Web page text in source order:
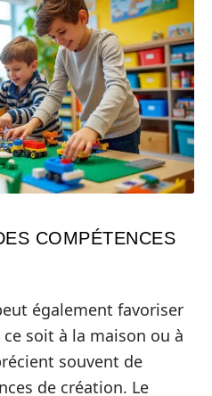
COMPÉTENCES
également favoriser
soit à la maison ou à
souvent de
de création. Le